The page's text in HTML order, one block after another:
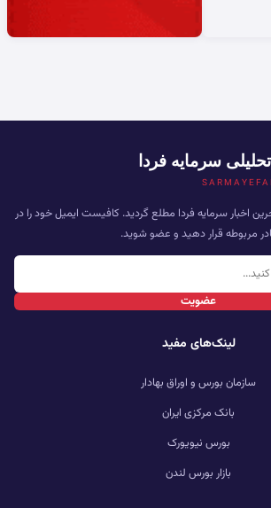
سرمایه فردا
اخبار سرمایه فردا مطلع گردید. کافیست ایمیل خود را در
مربوطه قرار دهید و عضو شوید.
عضویت
لینک‌های مفید
سازمان بورس و اوراق بهادار
بانک مرکزی ایران
بورس نیویورک
بازار بورس لندن